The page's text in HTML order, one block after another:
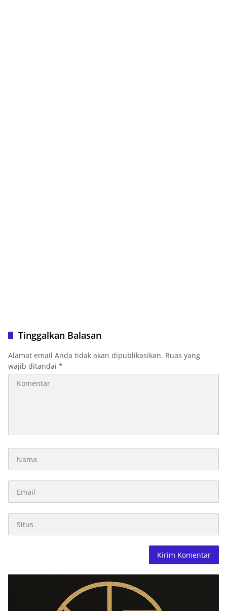
Tinggalkan Balasan
Alamat email Anda tidak akan dipublikasikan. Ruas yang
wajib ditandai *